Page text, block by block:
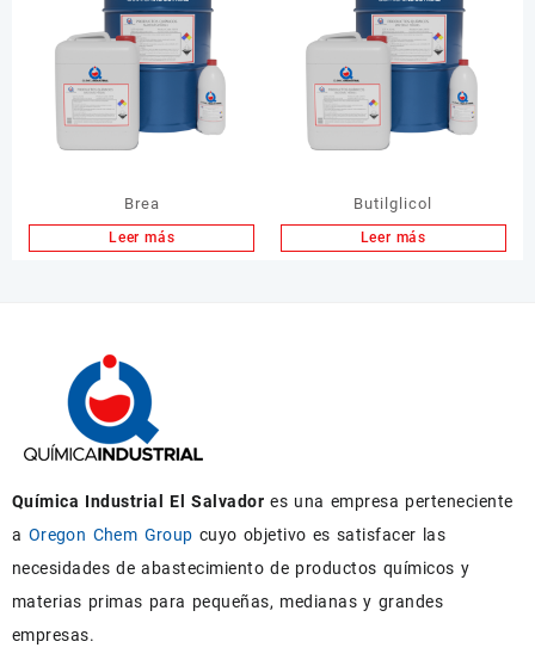
Brea
Leer más
Butilglicol
Leer más
Química Industrial El Salvador es una empresa perteneciente
a Oregon Chem Group cuyo objetivo es satisfacer las
necesidades de abastecimiento de productos químicos y
materias primas para pequeñas, medianas y grandes
empresas.